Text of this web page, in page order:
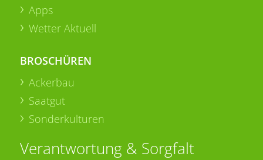
Apps
Wetter Aktuell
BROSCHÜREN
Ackerbau
Saatgut
Sonderkulturen
Verantwortung & Sorgfalt